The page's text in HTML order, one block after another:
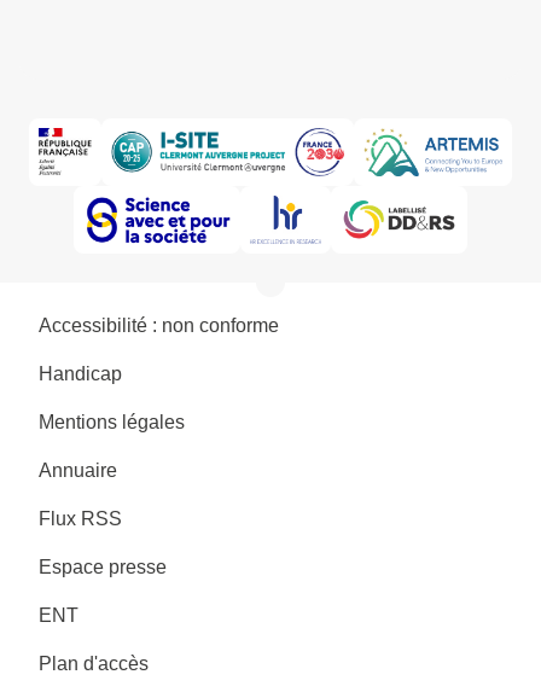
Accessibilité : non conforme
Handicap
Mentions légales
Annuaire
Flux RSS
Espace presse
ENT
Plan d'accès